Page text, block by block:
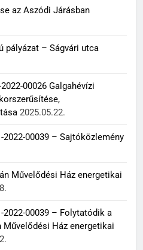
az Aszódi Járásban
pályázat – Ságvári utca
00026 Galgahévízi
2025.05.22.
2022-00039 – Sajtóközlemény
Művelődési Ház energetikai
2022-00039 – Folytatódik a
Ház energetikai